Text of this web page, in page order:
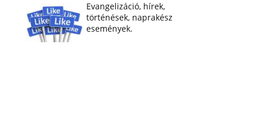
Evangelizáció, hírek,
történések, naprakész
események.